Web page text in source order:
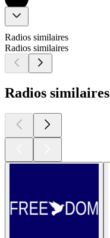
Radios similaires
Radios similaires
Radios similaires